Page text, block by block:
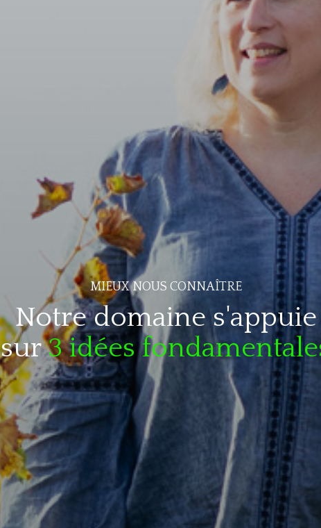
MIEUX NOUS CONNAÎTRE
Notre domaine s'appuie
sur3 idées